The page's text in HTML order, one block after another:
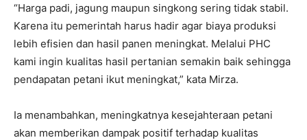
“Harga padi, jagung maupun singkong sering tidak stabil.
Karena itu pemerintah harus hadir agar biaya produksi
lebih efisien dan hasil panen meningkat. Melalui PHC
kami ingin kualitas hasil pertanian semakin baik sehingga
pendapatan petani ikut meningkat,” kata Mirza.
Ia menambahkan, meningkatnya kesejahteraan petani
akan memberikan dampak positif terhadap kualitas